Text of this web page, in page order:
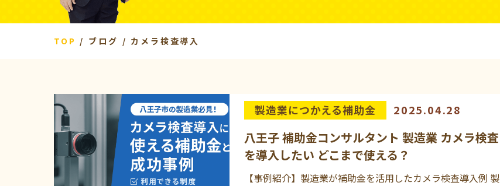
TOP ブログ カメラ検査導入
製造業につかえる補助金 2025.04.28
八王子 補助金コンサルタント 製造業 カメラ検査
を導入したい どこまで使える？
【事例紹介】製造業が補助金を活用したカメラ検査導入例 製